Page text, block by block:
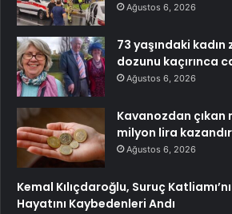
Ağustos 6, 2026
73 yaşındaki
dozunu kaçırınca
Ağustos 6, 2026
Kavanozdan çıkan
milyon lira
Ağustos 6, 2026
Kemal Kılıçdaroğlu, Suruç
Hayatını Kaybedenleri Andı